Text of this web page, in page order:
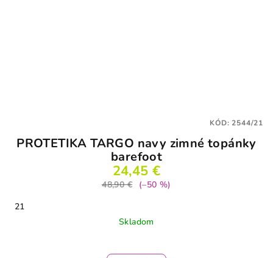
PROTETIKA TARGO navy zimné topánky
barefoot
24,45 €
48,90 €
(–50 %)
21
Skladom
KÓD:2544/21